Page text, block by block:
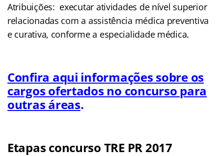
Atribuições: executar atividades de nível superior
relacionadas com a assistência médica preventiva
e curativa, conforme a especialidade médica.
Confira aqui informações sobre os
cargos ofertados no concurso para
outras áreas.
Etapas concurso TRE PR 2017